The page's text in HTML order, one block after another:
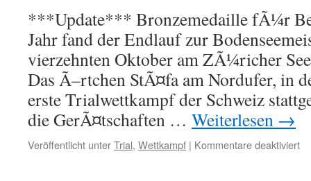
***Update*** Bronzemedaille fÃ¼r
Jahr fand der Endlauf zur
vierzehnten Oktober am ZÃ¼richer
Das Ã–rtchen StÃ¤fa am Nordufer, in
erste Trialwettkampf der Schweiz
die GerÃ¤tschaften … Weiterlesen →
Veröffentlicht unterTrial, Wettkampf | Kommentare deaktiviertfür